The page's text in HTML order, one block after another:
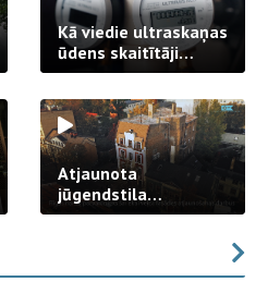
Kā viedie ultraskaņas
ūdens skaitītāji
strādā praksē
Atjaunota
jūgendstila
arhitektūras pērles